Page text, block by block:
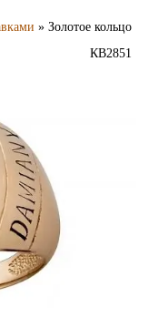
» Золотое кольцо
КВ2851